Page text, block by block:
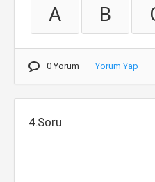
A B
0 Yorum Yorum Yap
4.Soru